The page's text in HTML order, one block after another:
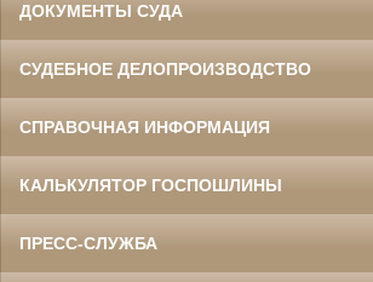
ДОКУМЕНТЫ СУДА
СУДЕБНОЕ ДЕЛОПРОИЗВОДСТВО
СПРАВОЧНАЯ ИНФОРМАЦИЯ
КАЛЬКУЛЯТОР ГОСПОШЛИНЫ
ПРЕСС-СЛУЖБА